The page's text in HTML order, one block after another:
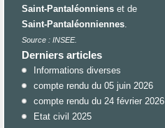
Saint-Pantaléonniens et de
Saint-Pantaléonniennes.
Source : INSEE.
Derniers articles
Informations diverses
compte rendu du 05 juin 2026
compte rendu du 24 février 2026
Etat civil 2025